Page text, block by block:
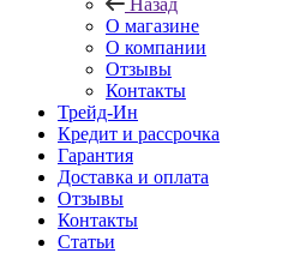
Назад
О магазине
О компании
Отзывы
Контакты
Трейд-Ин
Кредит и рассрочка
Гарантия
Доставка и оплата
Отзывы
Контакты
Статьи